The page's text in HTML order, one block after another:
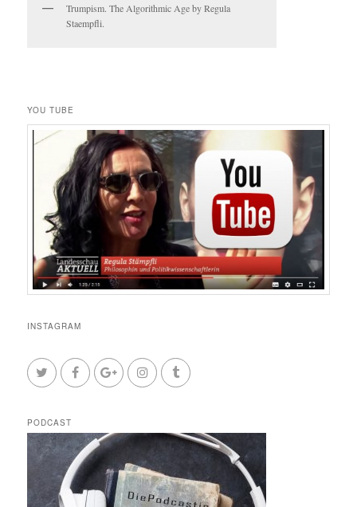
Trumpism. The Algorithmic Age by Regula
Staempfli.
YOU TUBE
INSTAGRAM
PODCAST